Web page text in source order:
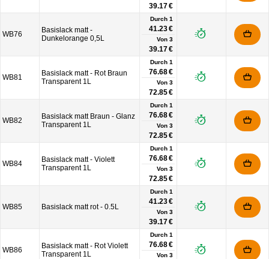
39.17 €
WB76
Basislack matt -
Dunkelorange 0,5L
Durch 1
41.23 €
Von 3
39.17 €
WB81
Basislack matt - Rot Braun
Transparent 1L
Durch 1
76.68 €
Von 3
72.85 €
WB82
Basislack matt Braun - Glanz
Transparent 1L
Durch 1
76.68 €
Von 3
72.85 €
WB84
Basislack matt - Violett
Transparent 1L
Durch 1
76.68 €
Von 3
72.85 €
WB85 Basislack matt rot - 0.5L
Durch 1
41.23 €
Von 3
39.17 €
WB86
Basislack matt - Rot Violett
Transparent 1L
Durch 1
76.68 €
Von 3